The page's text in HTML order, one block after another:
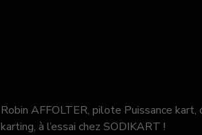
Robin AFFOLTER, pilote Puissance kart,
karting, à l’essai chez SODIKART !